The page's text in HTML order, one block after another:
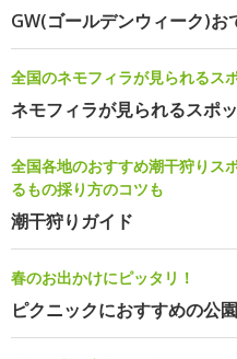
GW(ゴールデンウィーク)お
全国のネモフィラが見られるス
ネモフィラが見られるスポ
全国各地のおすすめ潮干狩りス
るもの採り方のコツも
潮干狩りガイド
春のお出かけにピッタリ！
ピクニックにおすすめの公園